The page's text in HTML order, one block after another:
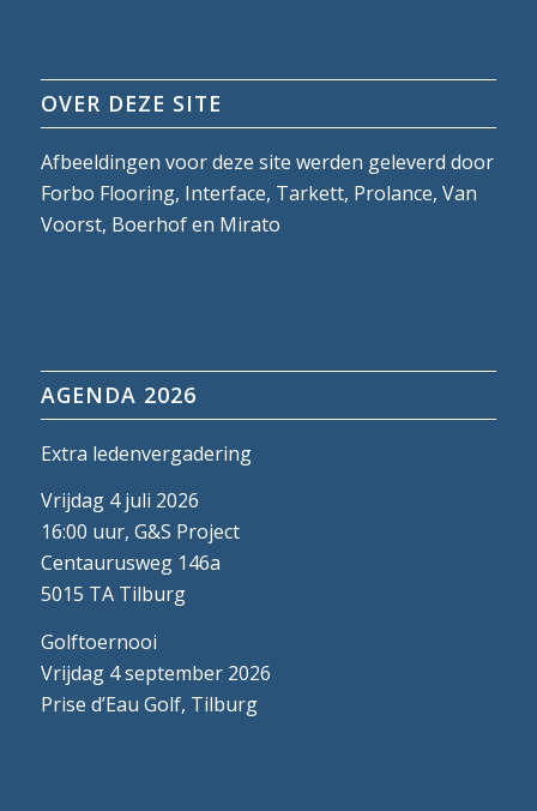
OVER DEZE SITE
Afbeeldingen voor deze site werden geleverd door
Forbo Flooring, Interface, Tarkett, Prolance, Van
Voorst, Boerhof en Mirato
AGENDA 2026
Extra ledenvergadering
Vrijdag 4 juli 2026
16:00 uur, G&S Project
Centaurusweg 146a
5015 TA Tilburg
Golftoernooi
Vrijdag 4 september 2026
Prise d’Eau Golf, Tilburg